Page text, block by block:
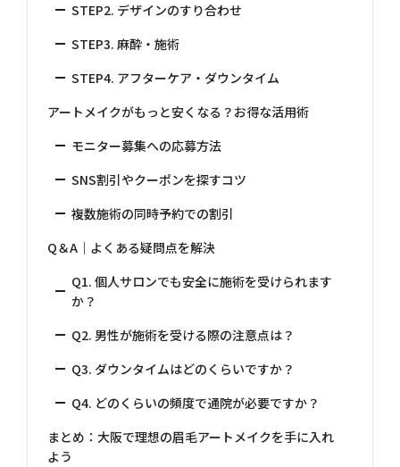
STEP2. デザインのすり合わせ
STEP3. 麻酔・施術
STEP4. アフターケア・ダウンタイム
アートメイクがもっと安くなる？お得な活用術
モニター募集への応募方法
SNS割引やクーポンを探すコツ
複数施術の同時予約での割引
Q＆A｜よくある疑問点を解決
Q1. 個人サロンでも安全に施術を受けられます
か？
Q2. 男性が施術を受ける際の注意点は？
Q3. ダウンタイムはどのくらいですか？
Q4. どのくらいの頻度で通院が必要ですか？
まとめ：大阪で理想の眉毛アートメイクを手に入れ
よう